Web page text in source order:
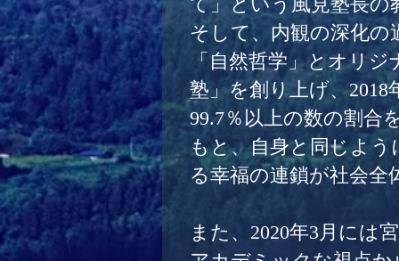
そして、内観の深化
「自然哲学」とオリ
塾」を創り上げ、
99.7％以上の数の割合
もと、自身と同じよ
る幸福の連鎖が社会全
また、2020年3月には